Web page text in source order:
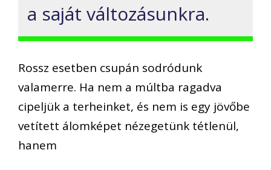
a saját változásunkra.
Rossz esetben csupán sodródunk
valamerre. Ha nem a múltba ragadva
cipeljük a terheinket, és nem is egy jövőbe
vetített álomképet nézegetünk tétlenül,
hanem